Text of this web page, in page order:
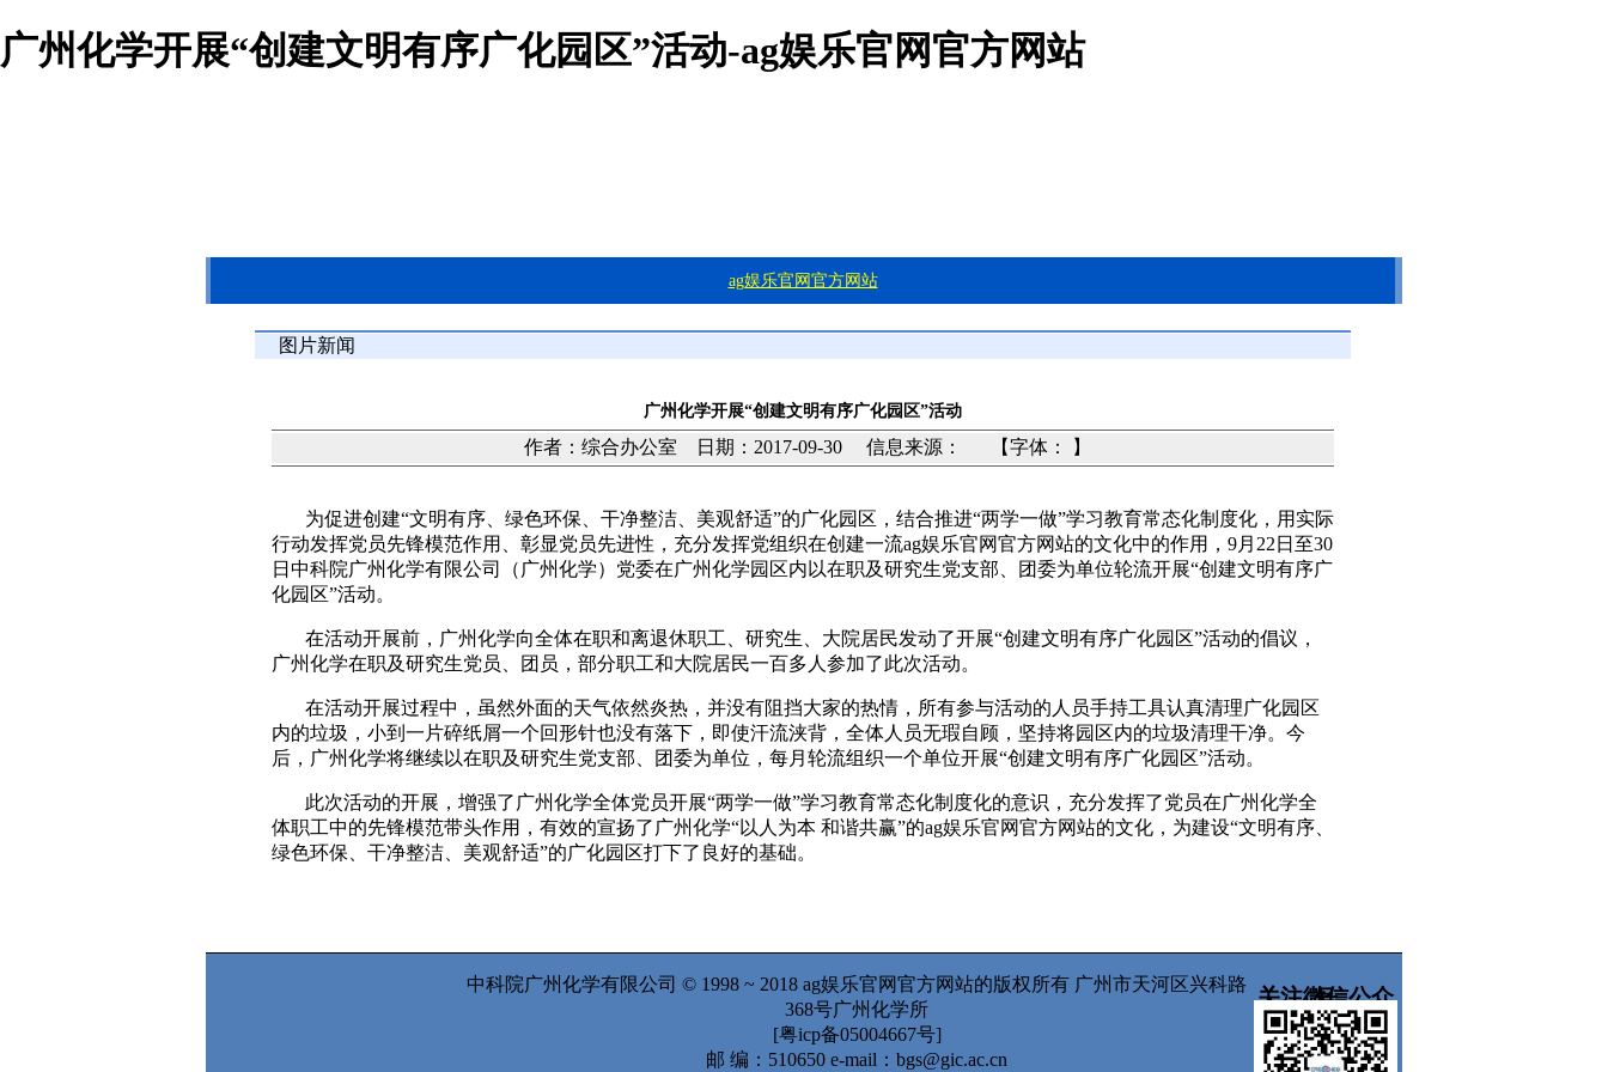
广州化学开展“创建文明有序广化园区”活动-ag娱乐官网官方网站
ag娱乐官网官方网站
图片新闻
广州化学开展“创建文明有序广化园区”活动
作者：综合办公室 日期：2017-09-30 信息来源： 【字体： 】
为促进创建“文明有序、绿色环保、干净整洁、美观舒适”的广化园区，结合推进“两学一做”学习教育常态化制度化，用实际
行动发挥党员先锋模范作用、彰显党员先进性，充分发挥党组织在创建一流ag娱乐官网官方网站的文化中的作用， 9月 22 日至30
日中科院广州化学有限公司（广州化学）党委在广州化学园区内以在职及研究生党支部、团委为单位轮流开展“创建文明有序广
化园区”活动。
在活动开展前，广州化学向全体在职和离退休职工、研究生、大院居民发动了开展“创建文明有序广化园区”活动的倡议，
广州化学在职及研究生党员、团员，部分职工和大院居民一百多人参加了此次活动。
在活动开展过程中，虽然外面的天气依然炎热，并没有阻挡大家的热情，所有参与活动的人员手持工具认真清理广化园区
内的垃圾，小到一片碎纸屑一个回形针也没有落下，即使汗流浃背，全体人员无瑕自顾，坚持将园区内的垃圾清理干净。今
后，广州化学将继续以在职及研究生党支部、团委为单位，每月轮流组织一个单位开展“创建文明有序广化园区”活动。
此次活动的开展，增强了广州化学全体党员开展“两学一做”学习教育常态化制度化的意识，充分发挥了党员在广州化学全
体职工中的先锋模范带头作用，有效的宣扬了广州化学“以人为本 和谐共赢”的ag娱乐官网官方网站的文化，为建设“文明有序、
绿色环保、干净整洁、美观舒适”的广化园区打下了良好的基础。
中科院广州化学有限公司 © 1998 ~ 2018 ag娱乐官网官方网站的版权所有 广州市天河区兴科路
368号广州化学所
[粤icp备05004667号]
邮 编：510650 e-mail： bgs@gic.ac.cn
关注微信公众号